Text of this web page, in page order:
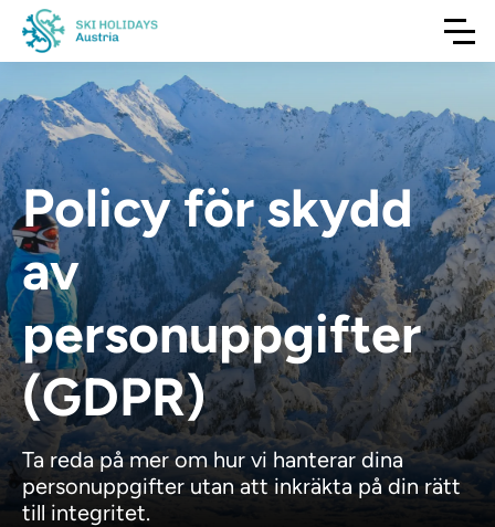
Policy för skydd
av
personuppgifter
(GDPR)
Ta reda på mer om hur vi hanterar dina
personuppgifter utan att inkräkta på din rätt
till integritet.